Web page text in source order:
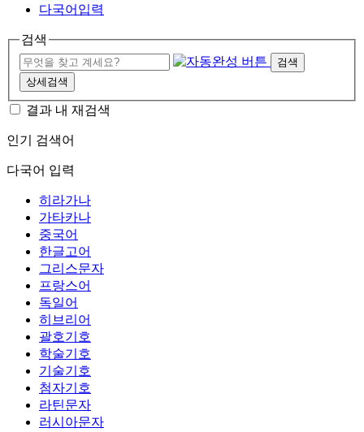
다국어입력
검색
검색
상세검색
결과 내 재검색
인기 검색어
다국어 입력
히라가나
가타카나
중국어
한글고어
그리스문자
프랑스어
독일어
히브리어
괄호기호
학술기호
기술기호
첨자기호
라틴문자
러시아문자